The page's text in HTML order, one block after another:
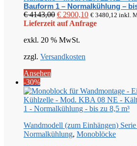
Bauform 1 – Normalkühlung –
€4143,00 Ursprünglicher
Preis
€ 4143,00
€ 2900,10Aktueller
Preis
€ 3480,12 inkl.
Lieferzeit auf Anfrage
exkl. 20 % MwSt.
zzgl. Versandkosten
Ansehen
-30%
Wandmodell (zum Einhängen)
Normalkühlung, Monoblöcke